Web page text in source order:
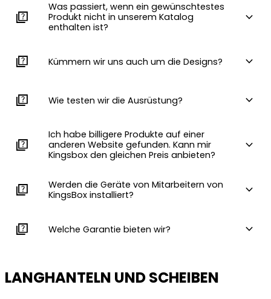
quiz
Was passiert, wenn ein gewünschtestes
Produkt nicht in unserem Katalog
enthalten ist?
expand_more
quiz Kümmern wir uns auch um die Designs? expand_more
quiz Wie testen wir die Ausrüstung? expand_more
quiz
Ich habe billigere Produkte auf einer
anderen Website gefunden. Kann mir
Kingsbox den gleichen Preis anbieten?
expand_more
quiz
Werden die Geräte von Mitarbeitern von
KingsBox installiert?
expand_more
quiz Welche Garantie bieten wir? expand_more
LANGHANTELN UND SCHEIBEN